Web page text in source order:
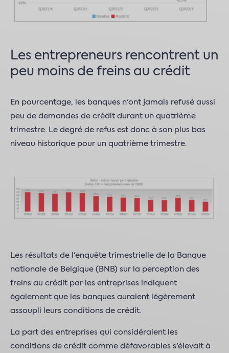
Les entrepreneurs rencontrent un
peu moins de freins au crédit
En pourcentage, les banques n'ont jamais refusé aussi
peu de demandes de crédit durant un quatrième
trimestre. Le degré de refus est donc à son plus bas
niveau historique pour un quatrième trimestre.
Les résultats de l'enquête trimestrielle de la Banque
nationale de Belgique (BNB) sur la perception des
freins au crédit par les entreprises indiquent
également que les banques auraient légèrement
assoupli leurs conditions de crédit.
La part des entreprises qui considéraient les
conditions de crédit comme défavorables s'élevait à